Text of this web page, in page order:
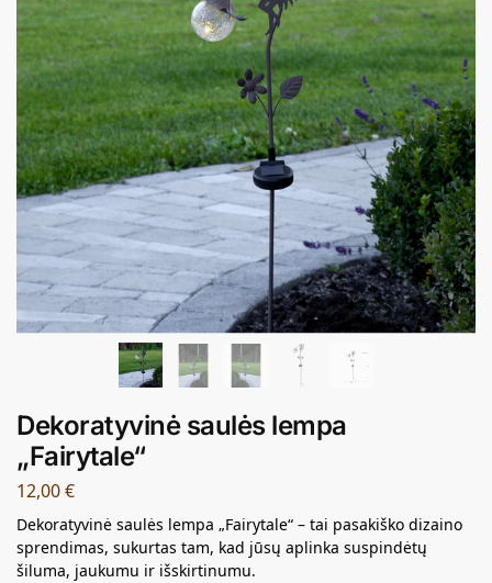
Dekoratyvinė saulės lempa
„Fairytale“
12,00€
Dekoratyvinė saulės lempa „Fairytale“ – tai pasakiško dizaino
sprendimas, sukurtas tam, kad jūsų aplinka suspindėtų
šiluma, jaukumu ir išskirtinumu.